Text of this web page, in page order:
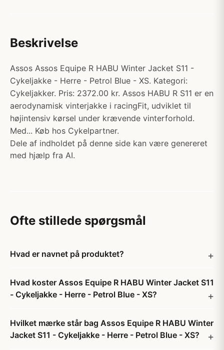
Beskrivelse
Assos Assos Equipe R HABU Winter Jacket S11 -
Cykeljakke - Herre - Petrol Blue - XS. Kategori:
Cykeljakker. Pris: 2372.00 kr. Assos HABU R S11 er en
aerodynamisk vinterjakke i racingFit, udviklet til
højintensiv kørsel under krævende vinterforhold.
Med... Køb hos Cykelpartner.
Dele af indholdet på denne side kan være genereret
med hjælp fra AI.
Ofte stillede spørgsmål
Hvad er navnet på produktet?
Hvad koster Assos Equipe R HABU Winter Jacket S11
- Cykeljakke - Herre - Petrol Blue - XS?
Hvilket mærke står bag Assos Equipe R HABU Winter
Jacket S11 - Cykeljakke - Herre - Petrol Blue - XS?